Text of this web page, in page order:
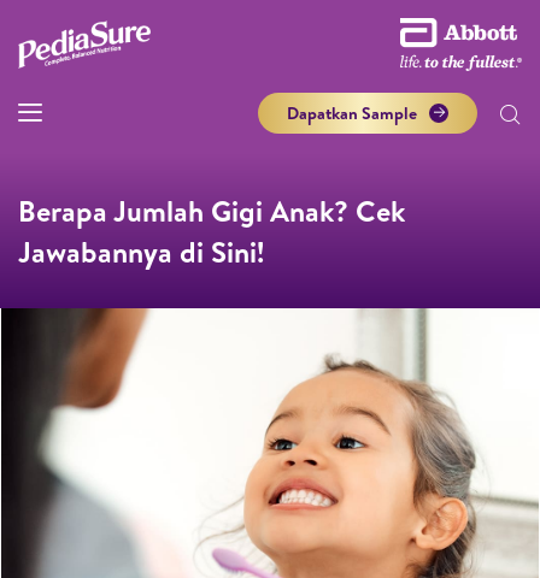
Dapatkan Sample
Berapa Jumlah Gigi Anak? Cek
Jawabannya di Sini!